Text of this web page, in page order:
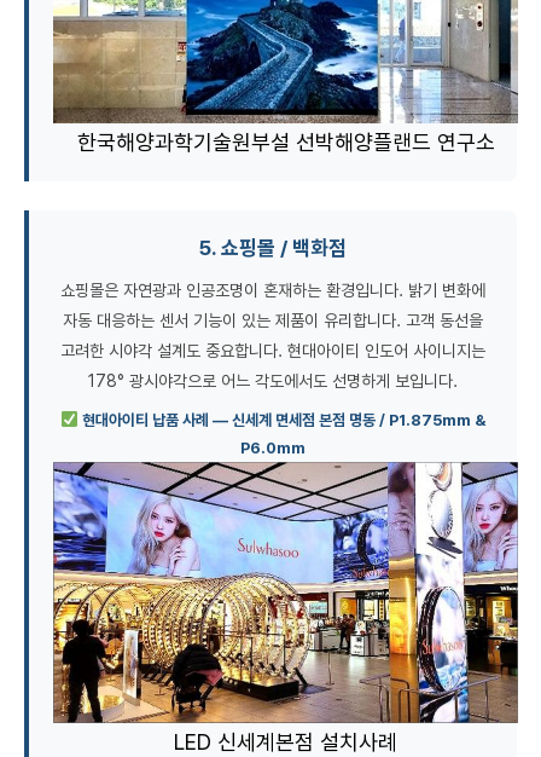
한국해양과학기술원부설 선박해양플랜드 연구소
5. 쇼핑몰 / 백화점
쇼핑몰은 자연광과 인공조명이 혼재하는 환경입니다. 밝기 변화에
자동 대응하는 센서 기능이 있는 제품이 유리합니다. 고객 동선을
고려한 시야각 설계도 중요합니다. 현대아이티 인도어 사이니지는
178° 광시야각으로 어느 각도에서도 선명하게 보입니다.
현대아이티 납품 사례 — 신세계 면세점 본점 명동 / P1.875mm &
P6.0mm
LED 신세계본점 설치사례